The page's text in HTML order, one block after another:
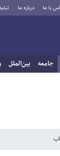
با ما درباره ما
جامعه بین‌الملل